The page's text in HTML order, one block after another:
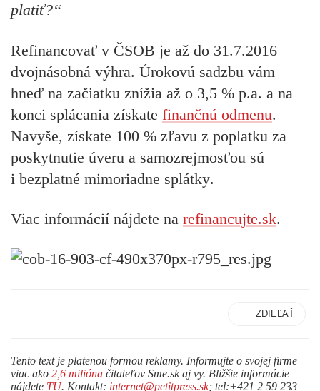
platiť?“
Refinancovať v ČSOB je až do 31.7.2016
dvojnásobná výhra. Úrokovú sadzbu vám
hneď na začiatku znížia až o 3,5 % p.a. a na
konci splácania získate finančnú odmenu.
Navyše, získate 100 % zľavu z poplatku za
poskytnutie úveru a samozrejmosťou sú
i bezplatné mimoriadne splátky.
Viac informácií nájdete na refinancujte.sk.
ZDIEĽAŤ
Tento text je platenou formou reklamy. Informujte o svojej firme
viac ako 2,6 milióna čitateľov Sme.sk aj vy. Bližšie informácie
nájdete TU. Kontakt: internet@petitpress.sk; tel:+421 2 59 233